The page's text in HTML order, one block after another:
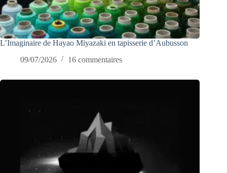
L’Imaginaire de Hayao Miyazaki en tapisserie d’Aubusson
09/07/2026
16 commentaires